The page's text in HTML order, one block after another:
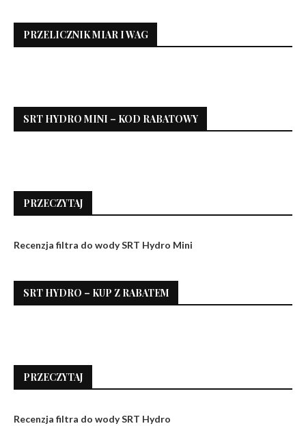
PRZELICZNIK MIAR I WAG
SRT HYDRO MINI – KOD RABATOWY
PRZECZYTAJ
Recenzja filtra do wody SRT Hydro Mini
SRT HYDRO – KUP Z RABATEM
PRZECZYTAJ
Recenzja filtra do wody SRT Hydro